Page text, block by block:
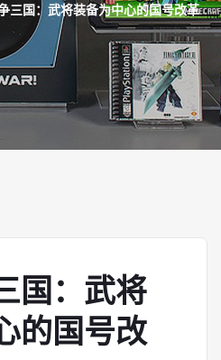
三国：武将装备为中心的国号改革
国：武将
的国号改